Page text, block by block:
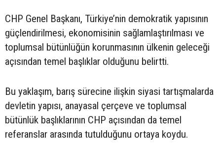
CHP Genel Başkanı, Türkiye’nin demokratik yapısının
güçlendirilmesi, ekonomisinin sağlamlaştırılması ve
toplumsal bütünlüğün korunmasının ülkenin geleceği
açısından temel başlıklar olduğunu belirtti.
Bu yaklaşım, barış sürecine ilişkin siyasi tartışmalarda
devletin yapısı, anayasal çerçeve ve toplumsal
bütünlük başlıklarının CHP açısından da temel
referanslar arasında tutulduğunu ortaya koydu.